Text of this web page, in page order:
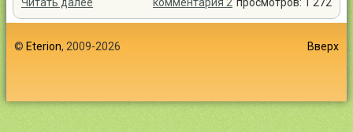
© Eterion, 2009-2026 Вверх